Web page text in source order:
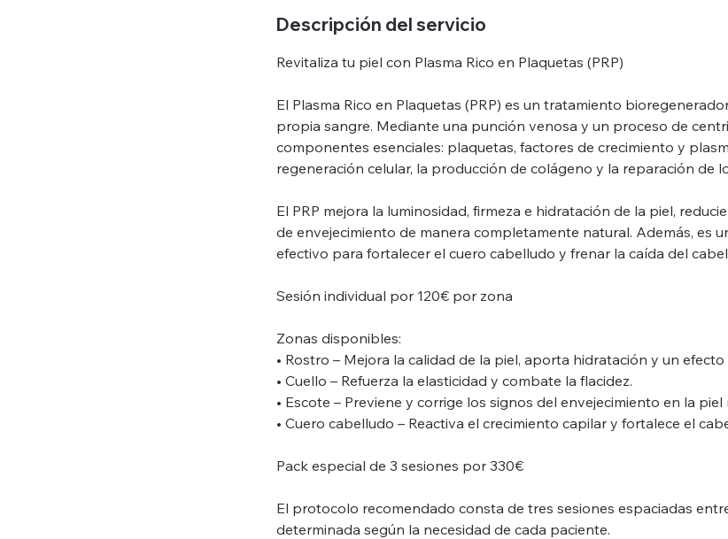
1
Descripción del servicio
Revitaliza tu piel con Plasma Rico en Plaquetas (PRP)
El Plasma Rico en Plaquetas (PRP) es un tratamiento
propia sangre. Mediante una punción venosa y un proceso de
componentes esenciales: plaquetas, factores de crecimiento y
regeneración celular, la producción de colágeno y la reparación de
El PRP mejora la luminosidad, firmeza e hidratación de la piel,
de envejecimiento de manera completamente natural. Además, es
efectivo para fortalecer el cuero cabelludo y frenar la caída del
Sesión individual por 120€ por zona
Zonas disponibles:
• Rostro – Mejora la calidad de la piel, aporta hidratación y un efecto
• Cuello – Refuerza la elasticidad y combate la flacidez.
• Escote – Previene y corrige los signos del envejecimiento en la piel
• Cuero cabelludo – Reactiva el crecimiento capilar y fortalece el
Pack especial de 3 sesiones por 330€
El protocolo recomendado consta de tres sesiones espaciadas
determinada según la necesidad de cada paciente.